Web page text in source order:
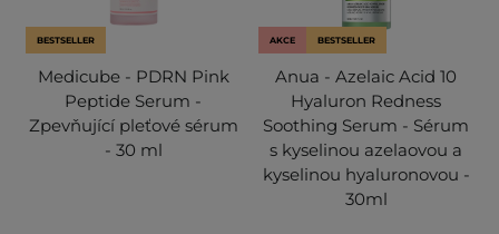
BESTSELLER
Medicube - PDRN Pink
Peptide Serum -
Zpevňující pleťové sérum
- 30 ml
AKCE BESTSELLER
Anua - Azelaic Acid 10
Hyaluron Redness
Soothing Serum - Sérum
s kyselinou azelaovou a
kyselinou hyaluronovou -
30ml